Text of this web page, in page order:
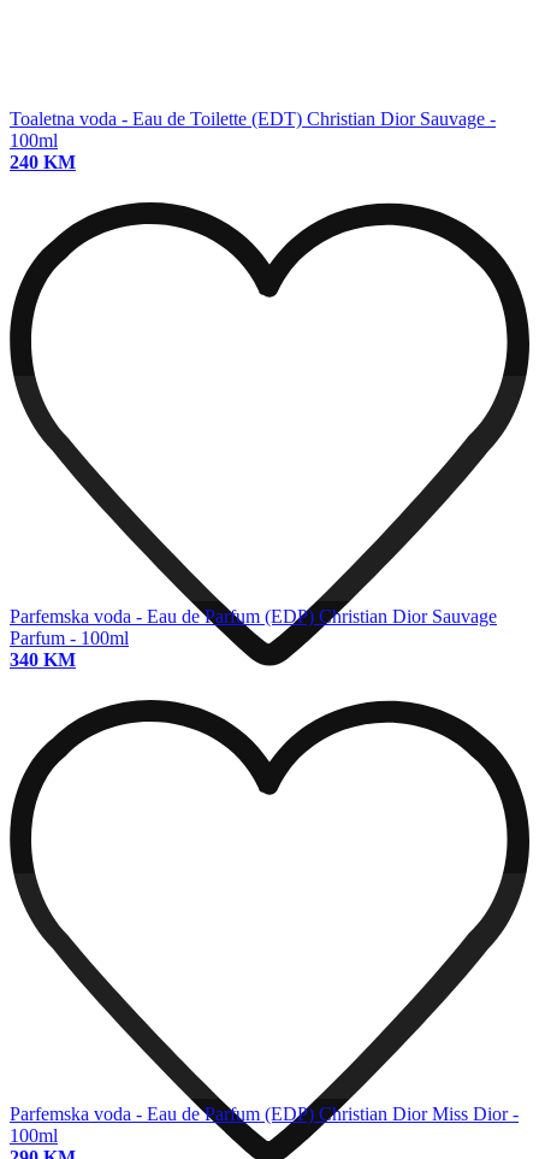
Toaletna voda - Eau de Toilette (EDT) Christian Dior Sauvage -
100ml
240 KM
Parfemska voda - Eau de Parfum (EDP) Christian Dior Sauvage
Parfum - 100ml
340 KM
Parfemska voda - Eau de Parfum (EDP) Christian Dior Miss Dior -
100ml